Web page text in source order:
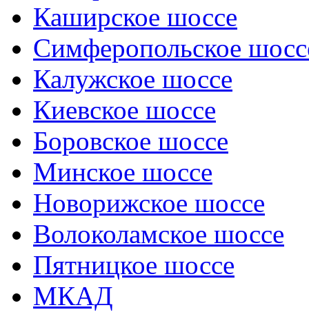
Каширское шоссе
Симферопольское
Калужское шоссе
Киевское шоссе
Боровское шоссе
Минское шоссе
Новорижское шоссе
Волоколамское шоссе
Пятницкое шоссе
МКАД